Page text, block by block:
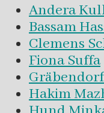
Andera
Bassam
Clemens
Fiona Suffa
Hakim